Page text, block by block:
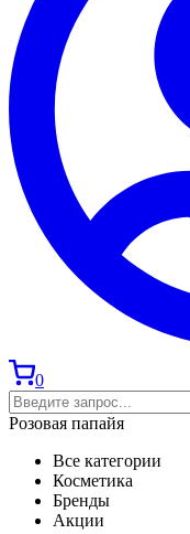
0
Розовая папайя
Все категории
Косметика
Бренды
Акции